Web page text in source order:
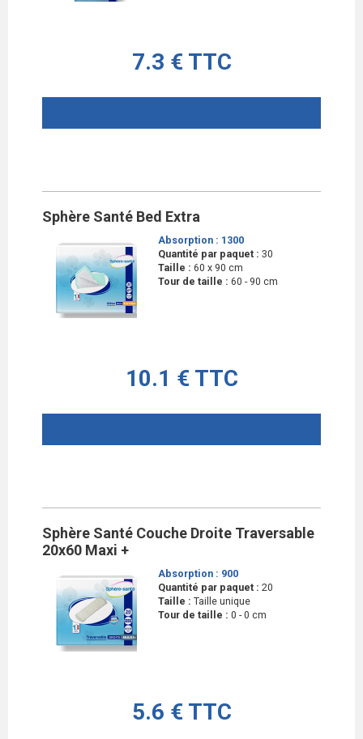
7.3 € TTC
Sphère Santé Bed Extra
Absorption : 1300
Quantité par paquet : 30
Taille : 60 x 90 cm
Tour de taille : 60 - 90 cm
10.1 € TTC
Sphère Santé Couche Droite Traversable
20x60 Maxi +
Absorption : 900
Quantité par paquet : 20
Taille : Taille unique
Tour de taille : 0 - 0 cm
5.6 € TTC